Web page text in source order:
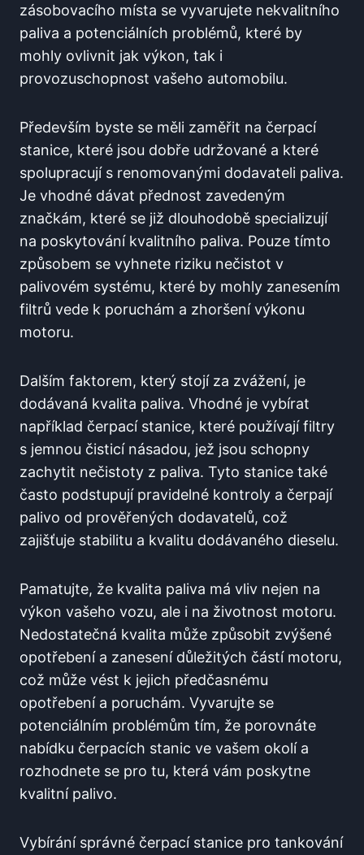
⁤zásobovacího⁢ místa​ se ‍vyvarujete‌ nekvalitního
paliva‍ a potenciálních problémů, které by
mohly ovlivnit jak výkon, tak i
‌provozuschopnost vašeho automobilu.
Především byste se měli zaměřit na čerpací
stanice, které ​jsou dobře udržované a které⁤
spolupracují s renomovanými dodavateli‌ paliva.
Je vhodné​ dávat ​přednost zavedeným
značkám, které se již ‍dlouhodobě‍ specializují
na poskytování kvalitního ⁢paliva. Pouze tímto
způsobem se vyhnete riziku nečistot v
‍palivovém systému, které ⁣by mohly ‌zanesením
filtrů vede k poruchám a zhoršení ​výkonu
motoru.
Dalším faktorem, ⁤který stojí za zvážení, je
dodávaná kvalita paliva. Vhodné⁤ je vybírat
například čerpací stanice, které ‌používají filtry
s jemnou čisticí‌ násadou, jež jsou schopny
zachytit nečistoty ⁢z paliva. Tyto stanice také
často podstupují pravidelné kontroly a čerpají
palivo ⁢od prověřených dodavatelů, ​což
zajišťuje stabilitu ‍a kvalitu⁢ dodávaného dieselu.
Pamatujte,‌ že⁢ kvalita ⁣paliva má vliv nejen na
výkon ​vašeho vozu, ale i na životnost motoru.
Nedostatečná kvalita může ⁤způsobit zvýšené
opotřebení‍ a⁢ zanesení důležitých částí motoru,
což může vést k‍ jejich předčasnému
opotřebení ⁢a poruchám. Vyvarujte se
potenciálním problémům tím, že porovnáte
nabídku čerpacích stanic ve vašem⁤ okolí a
rozhodnete se pro ⁢tu, která vám ⁣poskytne
kvalitní ​palivo.
Vybírání ​správné čerpací stanice pro tankování